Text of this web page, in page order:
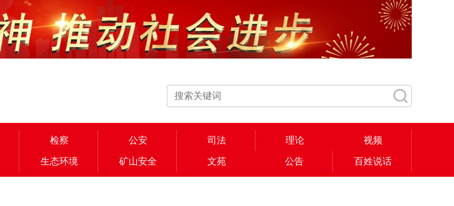
检察 公安 司法 理论 视频
生态环境 矿山安全 文苑 公告 百姓说话